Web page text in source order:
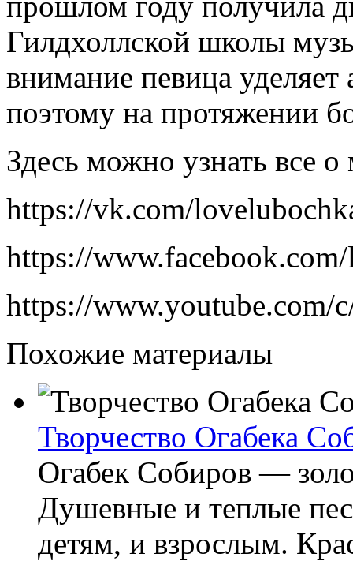
Гилдхоллской школы
внимание певица уделяет
поэтому на протяжении
Здесь можно узнать все
https://vk.com/
https://
https://www.youtube.com/
Похожие материалы
Творчество Огабека
Огабек Собиров —
Душевные и теплые
детям, и взрослым.